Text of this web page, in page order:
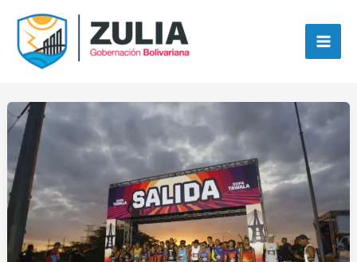
contenido
contenido